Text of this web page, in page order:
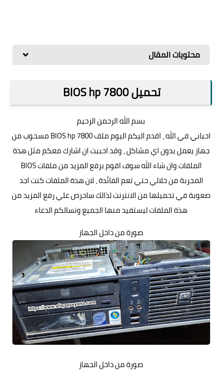
محتويات المقال
تحميل BIOS hp 7800
بسم الله الرحمن الرحيم
احبابي في الله ، اقدم اليكم اليوم ملف BIOS hp 7800 مسحوب من
جهاز يعمل بدون اي مشاكل ، وقد احببت ان اشارك معكم مثل هذة
الملفات وان شاء الله سوف اقوم برفع المزيد من ملفات BIOS
المجربة من خلالي حتي تعم الفائدة ، لان هذة الملفات كنت اجد
صعوبة في تحميلها من الانترنت لذالك ساحرص علي رفع المزيد من
هذة الملفات ليستفيد منها الجميع ونسالكم الدعاء
صورة من داخل الجهاز
صورة من داخل الجهاز